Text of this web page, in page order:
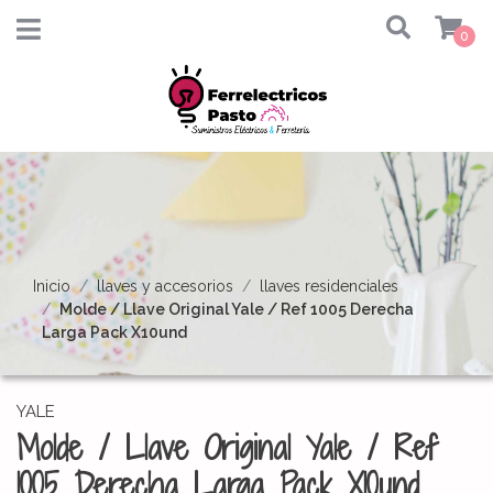
0
Inicio llaves y accesorios
llaves residenciales
Molde / Llave Original Yale / Ref 1005 Derecha
Larga Pack X10und
YALE
Molde / Llave Original Yale / Ref